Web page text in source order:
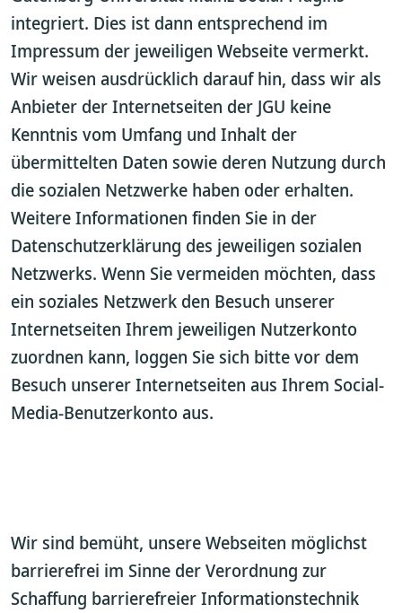
integriert. Dies ist dann entsprechend im
Impressum der jeweiligen Webseite vermerkt.
Wir weisen ausdrücklich darauf hin, dass wir als
Anbieter der Internetseiten der JGU keine
Kenntnis vom Umfang und Inhalt der
übermittelten Daten sowie deren Nutzung durch
die sozialen Netzwerke haben oder erhalten.
Weitere Informationen finden Sie in der
Datenschutzerklärung des jeweiligen sozialen
Netzwerks. Wenn Sie vermeiden möchten, dass
ein soziales Netzwerk den Besuch unserer
Internetseiten Ihrem jeweiligen Nutzerkonto
zuordnen kann, loggen Sie sich bitte vor dem
Besuch unserer Internetseiten aus Ihrem Social-
Media-Benutzerkonto aus.
Wir sind bemüht, unsere Webseiten möglichst
barrierefrei im Sinne der Verordnung zur
Schaffung barrierefreier Informationstechnik